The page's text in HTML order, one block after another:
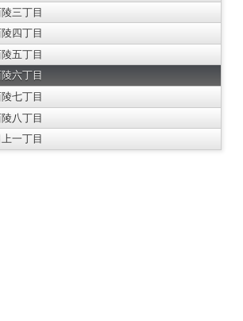
三丁目
四丁目
五丁目
六丁目
七丁目
八丁目
上一丁目